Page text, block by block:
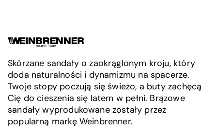
Skórzane sandały o zaokrąglonym kroju, który
doda naturalności i dynamizmu na spacerze.
Twoje stopy poczują się świeżo, a buty zachęcą
Cię do cieszenia się latem w pełni. Brązowe
sandały wyprodukowane zostały przez
popularną markę Weinbrenner.